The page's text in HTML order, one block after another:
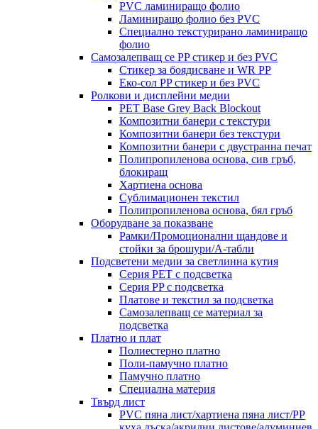
PVC ламиниращо фолио
Ламиниращо фолио без PVC
Специално текстурирано ламиниращо
фолио
Самозалепващ се PP стикер и без PVC
Стикер за боядисване и WR PP
Еко-сол PP стикер и без PVC
Ролкови и дисплейни медии
PET Base Grey Back Blockout
Композитни банери с текстури
Композитни банери без текстури
Композитни банери с двустранна печат
Полипропиленова основа, сив гръб,
блокиращ
Хартиена основа
Сублимационен текстил
Полипропиленова основа, бял гръб
Оборудване за показване
Рамки/Промоционални щандове и
стойки за брошури/А-табли
Подсветени медии за светлинна кутия
Серия PET с подсветка
Серия PP с подсветка
Платове и текстил за подсветка
Самозалепващ се материал за
подсветка
Платно и плат
Полиестерно платно
Поли-памучно платно
Памучно платно
Специална материя
Твърд лист
PVC пяна лист/хартиена пяна лист/PP